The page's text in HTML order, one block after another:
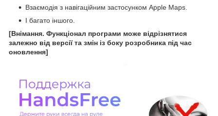
Взаємодія з навігаційним застосунком Apple Maps.
І багато іншого.
[Внімання. Функціонал програми може відрізнятися
залежно від версії та змін із боку розробника під час
оновлення]